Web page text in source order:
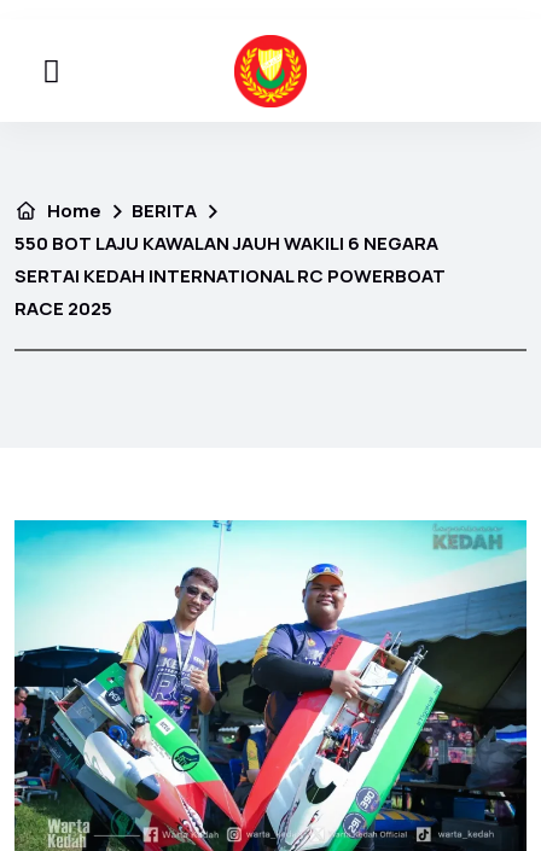
Home
BERITA
550 BOT LAJU KAWALAN JAUH WAKILI 6 NEGARA
SERTAI KEDAH INTERNATIONAL RC POWERBOAT
RACE 2025